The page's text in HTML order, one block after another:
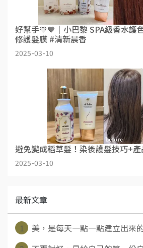
好幫手🧡🤎｜小巴黎 SPA級香水護
修護髮膜 #清新晨香
2025-03-10
避免變成稻草髮！染後護髮技巧+產
2025-03-10
最新文章
1
美，是每天一點一點建立出來